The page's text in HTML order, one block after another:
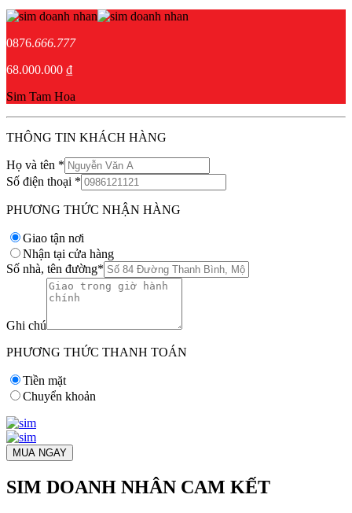
0876.666.777
68.000.000 ₫
Sim Tam Hoa
THÔNG TIN KHÁCH HÀNG
Họ và tên *
Số điện thoại *
PHƯƠNG THỨC NHẬN HÀNG
Giao tận nơi
Nhận tại cửa hàng
Số nhà, tên đường*
Ghi chú
PHƯƠNG THỨC THANH TOÁN
Tiền mặt
Chuyển khoản
MUA NGAY
SIM DOANH NHÂN CAM KẾT